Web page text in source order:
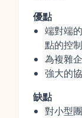
優點
端對端
點的控
為複雜
強大的
缺點
對小型